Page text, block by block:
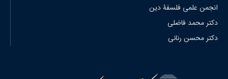
انجمن علمی فلسفۀ دین
دکتر محمد فاضلی
دکتر محسن رنانی